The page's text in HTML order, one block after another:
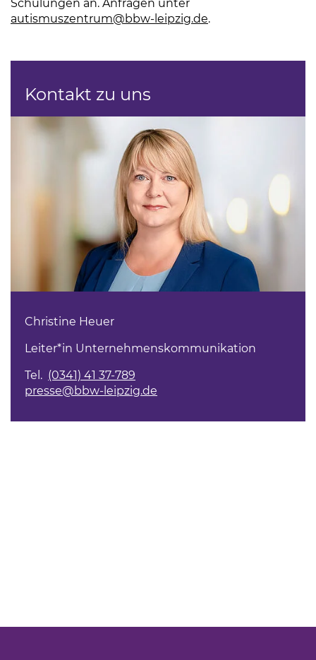
Schulungen an. Anfragen unter
autismuszentrum@bbw-leipzig.de.
Kontakt zu uns
Christine Heuer
Leiter*in Unternehmenskommunikation
Tel. (0341) 41 37-789
presse@bbw-leipzig.de